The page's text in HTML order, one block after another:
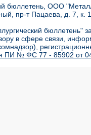
бюллетень, ООО
пр-т Пацаева, д. 7,
бюллетень"
в сфере связи,
ПИ № ФС 77 - 85902 от 04